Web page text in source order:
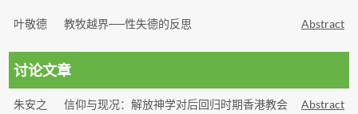
叶敬德 教牧越界──性失德的反思 Abstract
讨论文章
朱安之
信仰与现况：解放神学对后回归时期香港教会
Abstract